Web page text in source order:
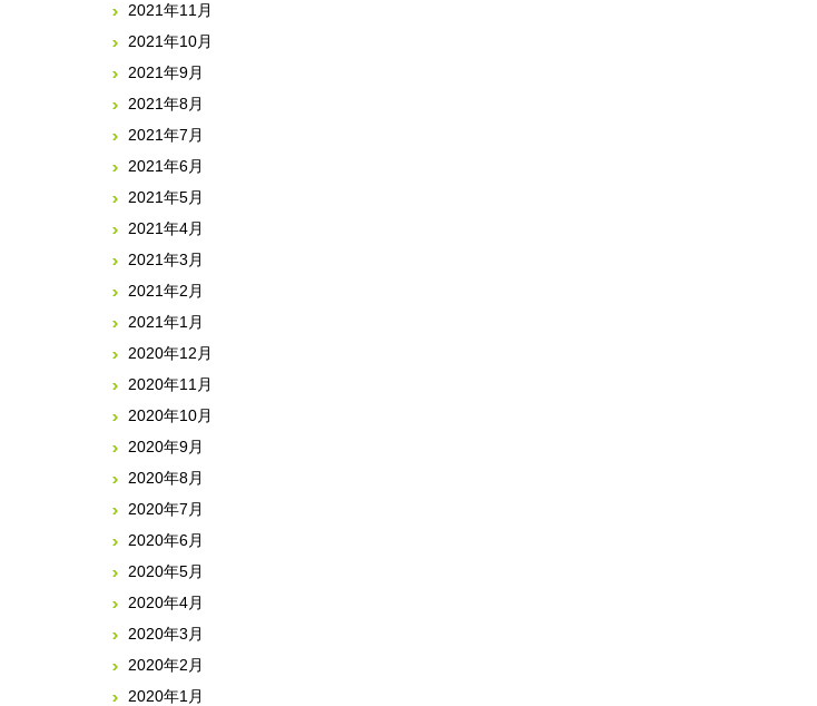
2021年11月
2021年10月
2021年9月
2021年8月
2021年7月
2021年6月
2021年5月
2021年4月
2021年3月
2021年2月
2021年1月
2020年12月
2020年11月
2020年10月
2020年9月
2020年8月
2020年7月
2020年6月
2020年5月
2020年4月
2020年3月
2020年2月
2020年1月